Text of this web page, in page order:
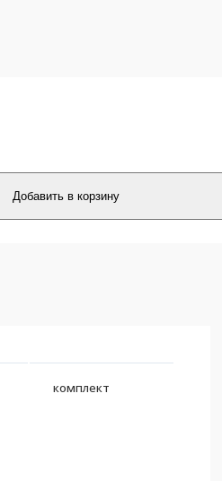
Добавить в корзину
комплект